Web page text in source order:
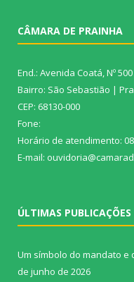
CÂMARA DE PRAINHA
End.: Avenida Coatá, Nº 500
Bairro: São Sebastião |
CEP: 68130-000
Fone:
Horário de atendimento:
E-mail:
ÚLTIMAS PUBLICAÇÕES
Um símbolo do mandato e
de junho de 2026